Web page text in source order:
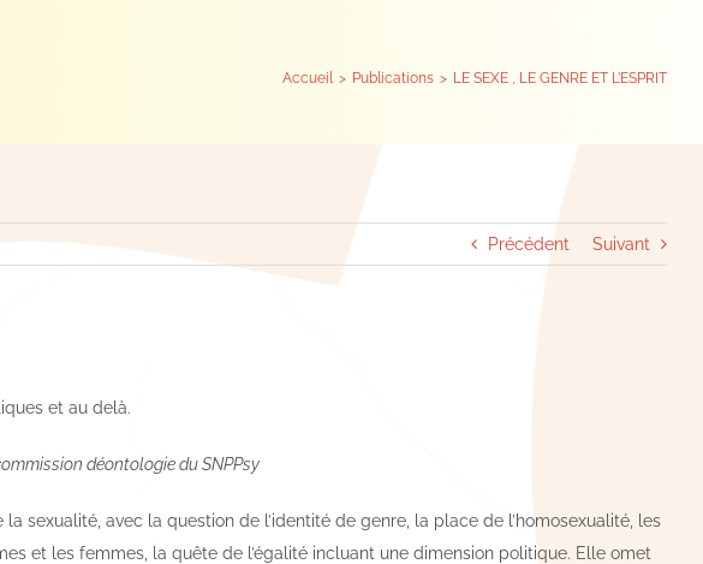
Accueil Publications LE SEXE , LE GENRE ET L’ESPRIT
Précédent Suivant
et au delà.
déontologie du SNPPsy
sexualité, avec la question de l’identité de genre, la place de l’homosexualité, les
et les femmes, la quête de l’égalité incluant une dimension politique. Elle omet